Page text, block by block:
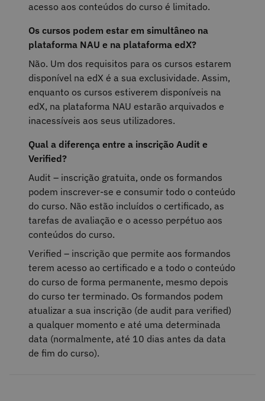
acesso aos conteúdos do curso é limitado.
Os cursos podem estar em simultâneo na
plataforma NAU e na plataforma edX?
Não. Um dos requisitos para os cursos estarem
disponível na edX é a sua exclusividade. Assim,
enquanto os cursos estiverem disponíveis na
edX, na plataforma NAU estarão arquivados e
inacessíveis aos seus utilizadores.
Qual a diferença entre a inscrição Audit e
Verified?
Audit – inscrição gratuita, onde os formandos
podem inscrever-se e consumir todo o conteúdo
do curso. Não estão incluídos o certificado, as
tarefas de avaliação e o acesso perpétuo aos
conteúdos do curso.
Verified – inscrição que permite aos formandos
terem acesso ao certificado e a todo o conteúdo
do curso de forma permanente, mesmo depois
do curso ter terminado. Os formandos podem
atualizar a sua inscrição (de audit para verified)
a qualquer momento e até uma determinada
data (normalmente, até 10 dias antes da data
de fim do curso).